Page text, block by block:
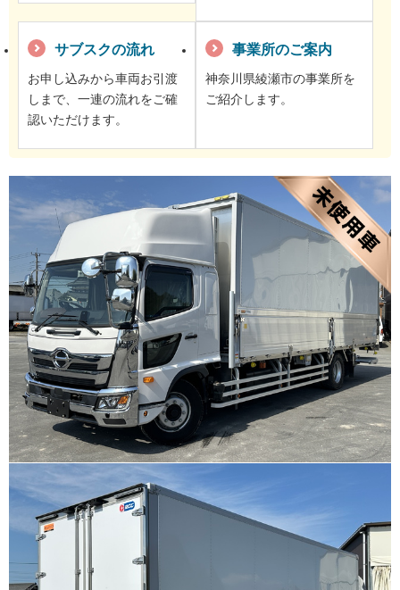
サブスクの流れ
お申し込みから車両お引渡
しまで、一連の流れをご確
認いただけます。
事業所のご案内
神奈川県綾瀬市の事業所を
ご紹介します。